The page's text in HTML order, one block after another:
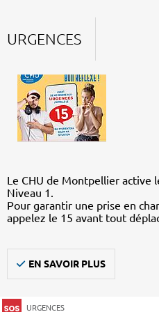
URGENCES
Le CHU de Montpellier active
Niveau 1.
Pour garantir une prise en
appelez le 15 avant tout
EN SAVOIR PLUS
URGENCES